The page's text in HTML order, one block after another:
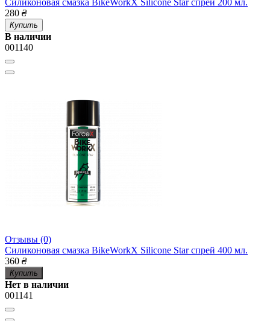
Силиконовая смазка BikeWorkX Silicone Star спрей 200 мл.
280 ₴
Купить
В наличии
001140
Отзывы (0)
Силиконовая смазка BikeWorkX Silicone Star спрей 400 мл.
360 ₴
Купить
Нет в наличии
001141